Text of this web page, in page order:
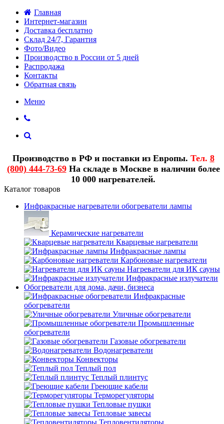
Главная
Интернет-магазин
Доставка бесплатно
Склад 24/7, Гарантия
Фото/Видео
Производство в России от 5 дней
Распродажа
Контакты
Обратная связь
Меню
Производство в РФ и поставки из Европы. Тел. 8
(800) 444-73-69На складе в Москве в наличии более
10 000 нагревателей.
Каталог товаров
Инфракрасные нагреватели обогреватели лампы
Керамические нагреватели
Кварцевые нагреватели
Инфракрасные лампы
Карбоновые нагреватели
Нагреватели для ИК сауны
Инфракрасные излучатели
Обогреватели для дома, дачи, бизнеса
Инфракрасные
обогреватели
Уличные обогреватели
Промышленные
обогреватели
Газовые обогреватели
Водонагреватели
Конвекторы
Теплый пол
Теплый плинтус
Греющие кабели
Терморегуляторы
Тепловые пушки
Тепловые завесы
Тепловентиляторы